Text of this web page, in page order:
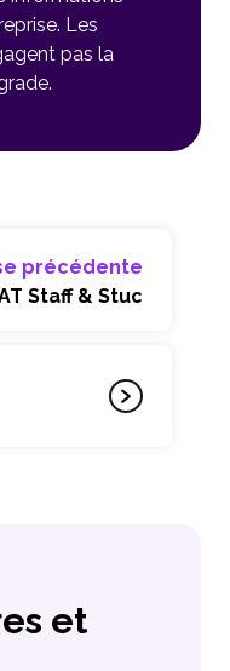
Les
pas la
précédente
Staff & Stuc
et